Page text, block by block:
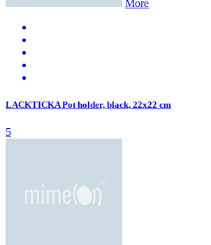
More
LACKTICKA Pot holder, black, 22x22 cm
5